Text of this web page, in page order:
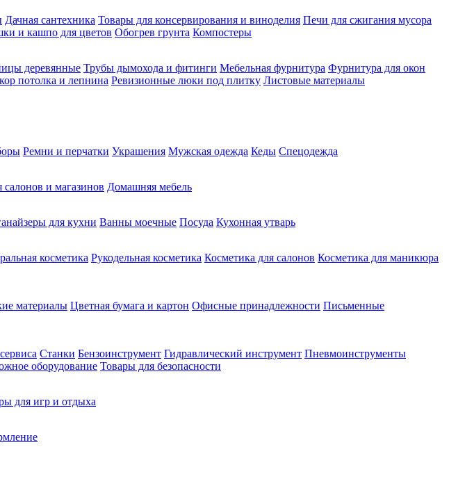
Дачная сантехника Товары для консервирования и виноделия Печи для сжигания мусора
и кашпо для цветов Обогрев грунта Компостеры
деревянные Трубы дымохода и фитинги Мебельная фурнитура Фурнитура для окон
потолка и лепнина Ревизионные люки под плитку Листовые материалы
Ремни и перчатки Украшения Мужская одежда Кеды Спецодежда
салонов и магазинов Домашняя мебель
для кухни Ванны моечные Посуда Кухонная утварь
косметика Рукодельная косметика Косметика для салонов Косметика для маникюра
материалы Цветная бумага и картон Офисные принадлежности Письменные
Станки Бензоинструмент Гидравлический инструмент Пневмоинструменты
оборудование Товары для безопасности
для игр и отдыха